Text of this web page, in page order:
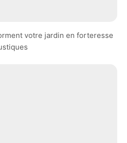
votre jardin en forteresse